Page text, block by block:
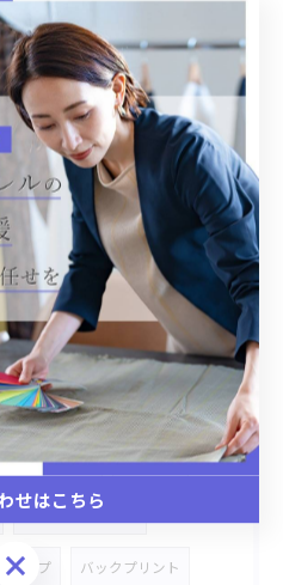
ブラウス オシャレ
刺繍ワッペン 雑貨
ペットベッド
ト コースター 小物入れ
市場商品 附属変え
ンバスバッグ
品 金具タグ付き デニム
ャツ オリジナルOEM
テッチワーク 雑貨商品
ストレッチデニム
アップ バックプリント
せはこちら
せはこちら